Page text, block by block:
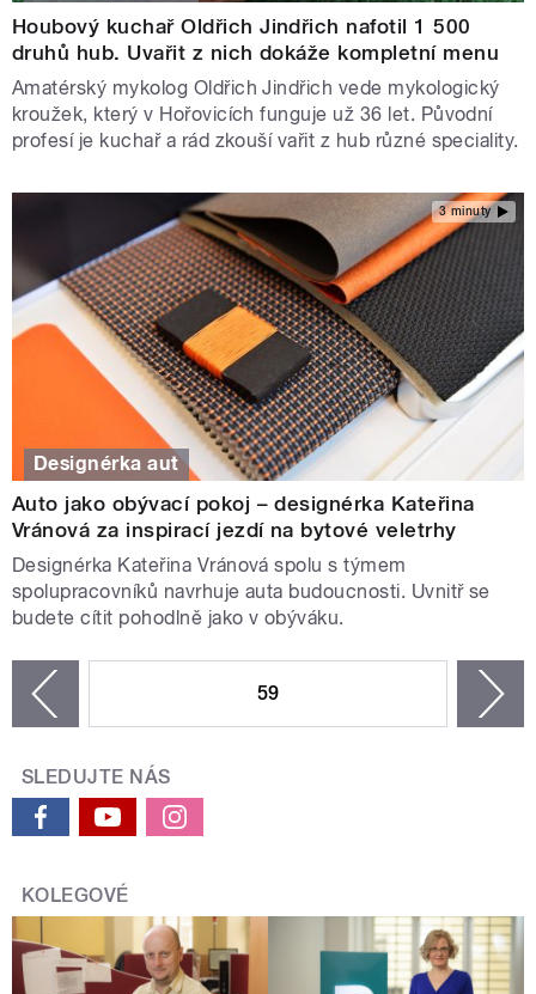
Houbový kuchař Oldřich Jindřich nafotil 1 500
druhů hub. Uvařit z nich dokáže kompletní menu
Amatérský mykolog Oldřich Jindřich vede mykologický
kroužek, který v Hořovicích funguje už 36 let. Původní
profesí je kuchař a rád zkouší vařit z hub různé speciality.
3 minuty
Designérka aut
Auto jako obývací pokoj – designérka Kateřina
Vránová za inspirací jezdí na bytové veletrhy
Designérka Kateřina Vránová spolu s týmem
spolupracovníků navrhuje auta budoucnosti. Uvnitř se
budete cítit pohodlně jako v obýváku.
59
SLEDUJTE NÁS
KOLEGOVÉ